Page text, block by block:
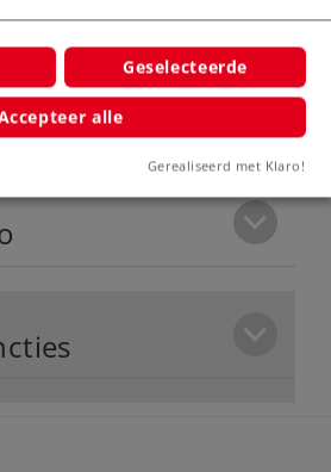
stukken.
Geselecteerde
alle
Gerealiseerd met Klaro!